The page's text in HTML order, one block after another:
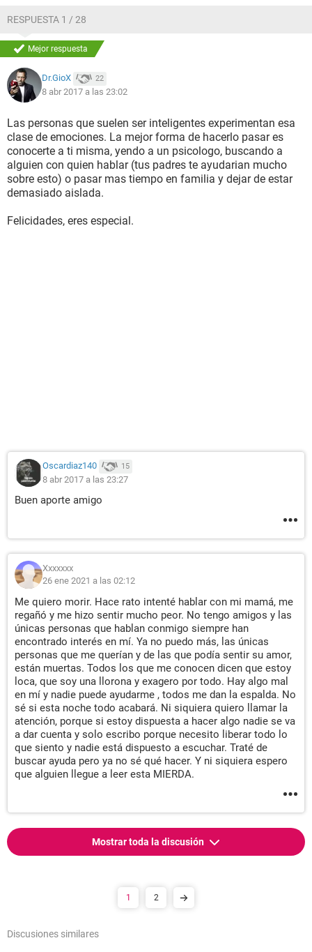
hasta aquí, gracias por leerlo.
RESPUESTA 1 / 28
Mejor respuesta
Dr.GioX 22
8 abr 2017 a las 23:02
Las personas que suelen ser inteligentes experimentan esa
clase de emociones. La mejor forma de hacerlo pasar es
conocerte a ti misma, yendo a un psicologo, buscando a
alguien con quien hablar (tus padres te ayudarian mucho
sobre esto) o pasar mas tiempo en familia y dejar de estar
demasiado aislada.
Felicidades, eres especial.
Oscardiaz140 15
8 abr 2017 a las 23:27
Buen aporte amigo
Xxxxxxx
26 ene 2021 a las 02:12
Me quiero morir. Hace rato intenté hablar con mi mamá, me
regañó y me hizo sentir mucho peor. No tengo amigos y las
únicas personas que hablan conmigo siempre han
encontrado interés en mí. Ya no puedo más, las únicas
personas que me querían y de las que podía sentir su amor,
están muertas. Todos los que me conocen dicen que estoy
loca, que soy una llorona y exagero por todo. Hay algo mal
en mí y nadie puede ayudarme , todos me dan la espalda. No
sé si esta noche todo acabará. Ni siquiera quiero llamar la
atención, porque si estoy dispuesta a hacer algo nadie se va
a dar cuenta y solo escribo porque necesito liberar todo lo
que siento y nadie está dispuesto a escuchar. Traté de
buscar ayuda pero ya no sé qué hacer. Y ni siquiera espero
que alguien llegue a leer esta MIERDA.
Mostrar toda la discusión
1 2
Discusiones similares